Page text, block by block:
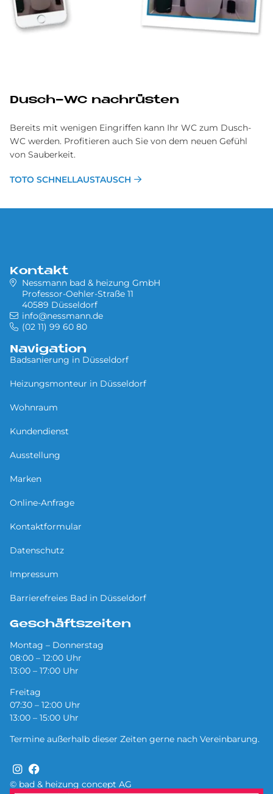
Dusch-WC nachrüsten
Bereits mit wenigen Eingriffen kann Ihr WC zum Dusch-
WC werden. Profitieren auch Sie von dem neuen Gefühl
von Sauberkeit.
TOTO SCHNELLAUSTAUSCH
© bad & heizung concept AG
Kontakt
Nessmann bad & heizung GmbH
Professor-Oehler-Straße 11
40589 Düsseldorf
info@nessmann.de
(02 11) 99 60 80
Navigation
Badsanierung in Düsseldorf
Heizungsmonteur in Düsseldorf
Wohnraum
Kundendienst
Ausstellung
Marken
Online-Anfrage
Kontaktformular
Datenschutz
Impressum
Barrierefreies Bad in Düsseldorf
Geschäftszeiten
Montag – Donnerstag
08:00 – 12:00 Uhr
13:00 – 17:00 Uhr
Freitag
07:30 – 12:00 Uhr
13:00 – 15:00 Uhr
Termine außerhalb dieser Zeiten gerne nach Vereinbarung.